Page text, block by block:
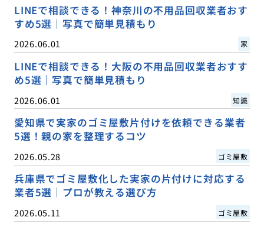
LINEで相談できる！神奈川の不用品回収業者おす
すめ5選｜写真で簡単見積もり
2026.06.01 家
LINEで相談できる！大阪の不用品回収業者おすす
め5選｜写真で簡単見積もり
2026.06.01 知識
愛知県で実家のゴミ屋敷片付けを依頼できる業者
5選！親の家を整理するコツ
2026.05.28 ゴミ屋敷
兵庫県でゴミ屋敷化した実家の片付けに対応する
業者5選｜プロが教える選び方
2026.05.11 ゴミ屋敷